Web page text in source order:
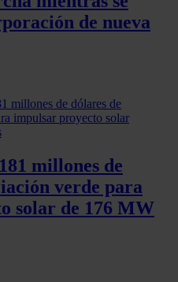
de nueva
millones de
verde para
solar de 176 MW